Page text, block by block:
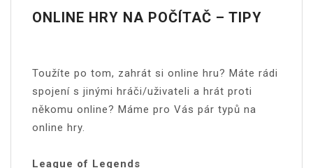
ONLINE HRY NA POČÍTAČ – TIPY
Toužíte po tom, zahrát si online hru? Máte rádi
spojení s jinými hráči/uživateli a hrát proti
někomu online? Máme pro Vás pár typů na
online hry.
League of Legends